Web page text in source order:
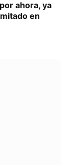
ahora, ya
en